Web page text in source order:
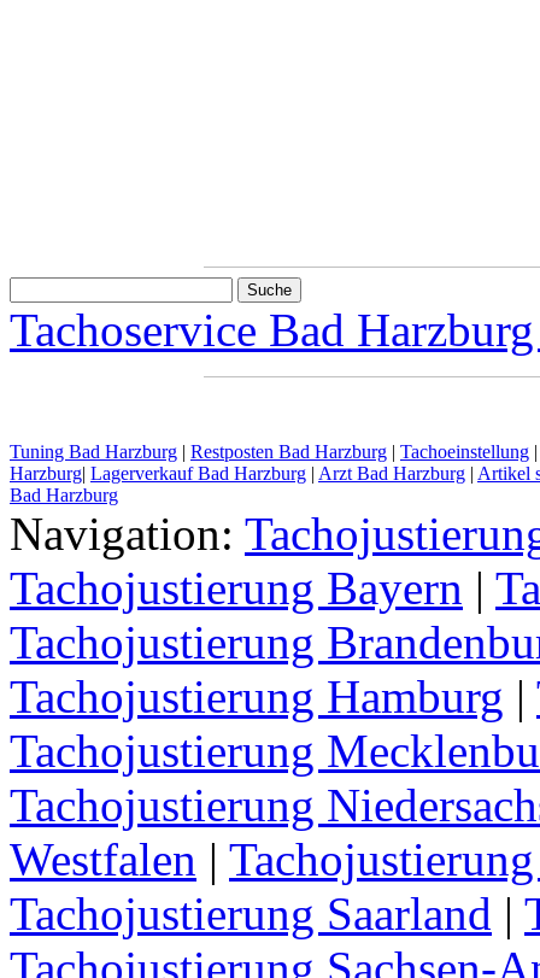
Tachoservice Bad
Tuning Bad Harzburg | Restposten Bad Harzburg | Tachoeinstellung
Harzburg| Lagerverkauf Bad Harzburg | Arzt Bad Harzburg | Artikel
Bad Harzburg
Navigation:
Tachojustierung Bayern |
Tachojustierung
Tachojustierung Hamburg |
Tachojustierung
Tachojustierung
Westfalen |
Tachojustierung Saarland |
Tachojustierung Sachsen-